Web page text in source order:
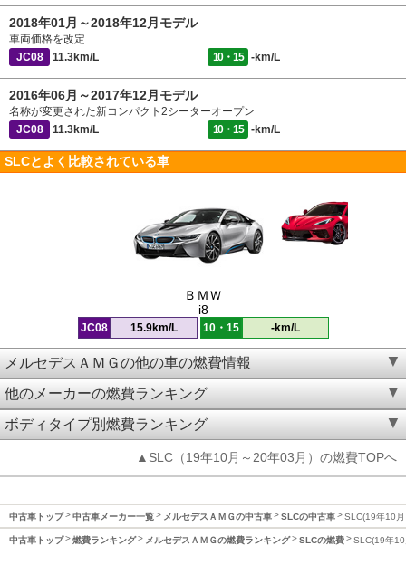
2018年01月～2018年12月モデル
車両価格を改定
JC08
11.3km/L 10・15 -km/L
2016年06月～2017年12月モデル
名称が変更された新コンパクト2シーターオープン
JC08
11.3km/L 10・15 -km/L
SLCとよく比較されている車
ＢＭＷ
i8
JC08 15.9km/L 10・15 -km/L
メルセデスＡＭＧの他の車の燃費情報
他のメーカーの燃費ランキング
ボディタイプ別燃費ランキング
▲SLC（19年10月～20年03月）の燃費TOPへ
中古車トップ 中古車メーカー一覧 メルセデスＡＭＧの中古車 SLCの中古車 SLC(19年10
中古車トップ 燃費ランキング メルセデスＡＭＧの燃費ランキング SLCの燃費 SLC(19年